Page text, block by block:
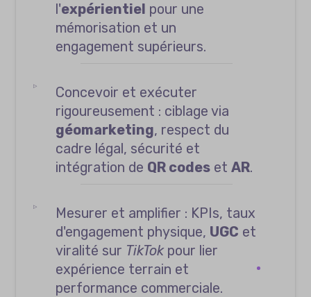
l'expérientiel pour une
mémorisation et un
engagement supérieurs.
Concevoir et exécuter
rigoureusement : ciblage via
géomarketing, respect du
cadre légal, sécurité et
intégration de QR codes etAR.
Mesurer et amplifier : KPIs, taux
d'engagement physique, UGC et
viralité sur TikTokpour lier
expérience terrain et
performance commerciale.